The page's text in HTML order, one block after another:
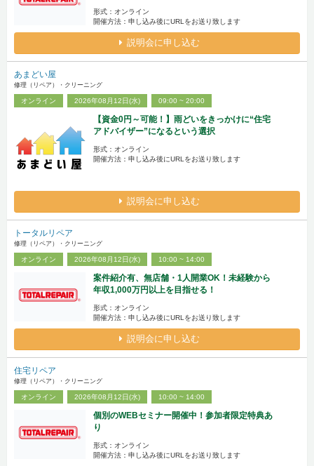
形式：オンライン
開催方法：申し込み後にURLをお送り致します
説明会に申し込む
あまどい屋
修理（リペア）・クリーニング
オンライン 2026年08月12日(水) 09:00 ~ 20:00
【資金0円～可能！】雨どいをきっかけに“住宅
アドバイザー”になるという選択
形式：オンライン
開催方法：申し込み後にURLをお送り致します
説明会に申し込む
トータルリペア
修理（リペア）・クリーニング
オンライン 2026年08月12日(水) 10:00 ~ 14:00
案件紹介有、無店舗・1人開業OK！未経験から
年収1,000万円以上を目指せる！
形式：オンライン
開催方法：申し込み後にURLをお送り致します
説明会に申し込む
住宅リペア
修理（リペア）・クリーニング
オンライン 2026年08月12日(水) 10:00 ~ 14:00
個別のWEBセミナー開催中！参加者限定特典あ
り
形式：オンライン
開催方法：申し込み後にURLをお送り致します